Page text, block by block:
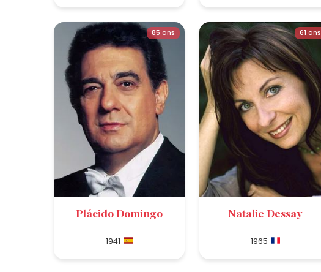
85 ans
Plácido Domingo
1941
61 ans
Natalie Dessay
1965